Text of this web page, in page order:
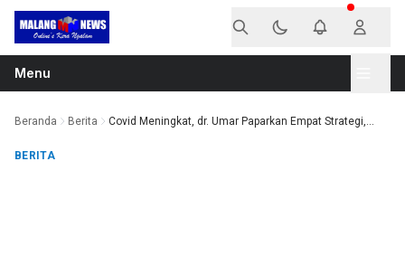
Langsung ke konten
Menu
Beranda Berita Covid Meningkat, dr. Umar Paparkan Empat Strategi,...
BERITA